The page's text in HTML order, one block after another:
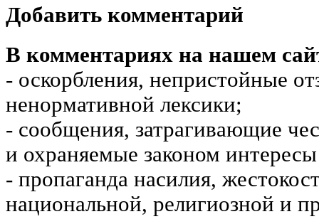
Добавить комментарий
В комментариях на нашем
- оскорбления, непристойные
ненормативной лексики;
- сообщения, затрагивающие
и охраняемые законом
- пропаганда насилия,
национальной, религиозной и